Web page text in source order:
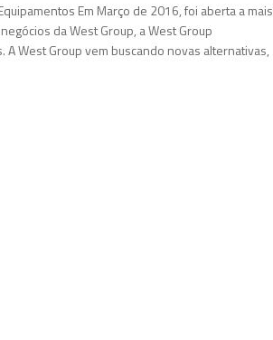
Em Março de 2016, foi aberta a mais
da West Group, a West Group
A West Group vem buscando novas alternativas,